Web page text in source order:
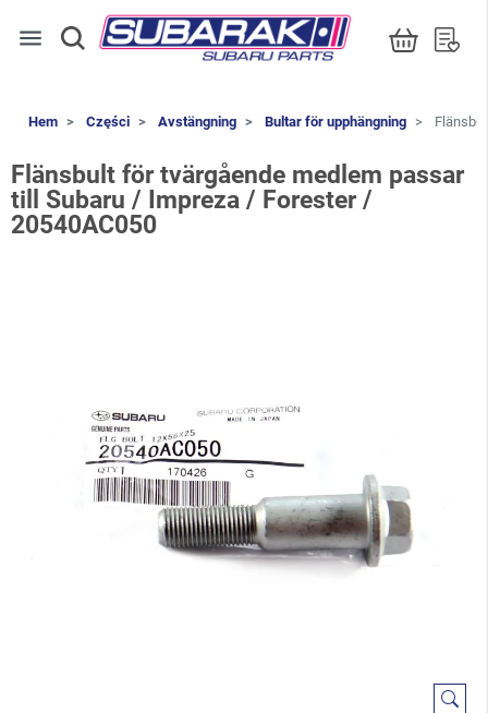
menu
Hem Części Avstängning Bultar för upphängning
Flänsbult för tvärgående medlem passar
till Subaru / Impreza / Forester /
20540AC050